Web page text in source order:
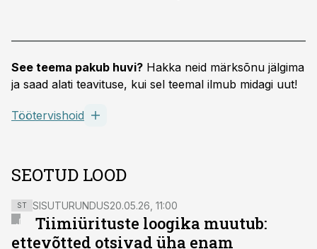
See teema pakub huvi? Hakka neid märksõnu jälgima
ja saad alati teavituse, kui sel teemal ilmub midagi uut!
Töötervishoid
SEOTUD LOOD
ST SISUTURUNDUS20.05.26, 11:00
Tiimiürituste loogika muutub:
ettevõtted otsivad üha enam